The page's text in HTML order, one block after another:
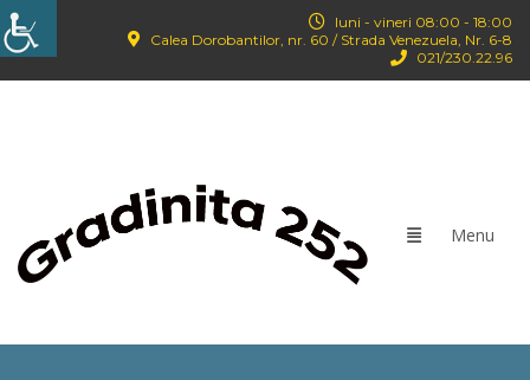
luni - vineri 08:00 - 18:00
Calea Dorobantilor, nr. 60 / Strada Venezuela, Nr. 6-8
021/‪230.22.96‬